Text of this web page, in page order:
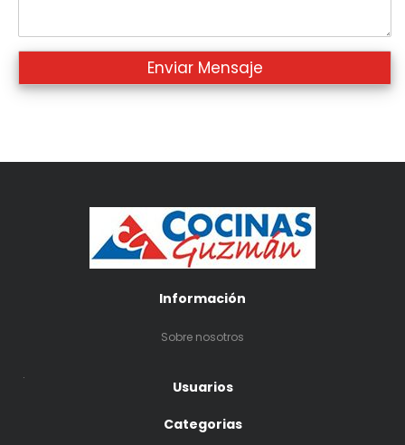
Información
Sobre nosotros
.
Usuarios
Categorias